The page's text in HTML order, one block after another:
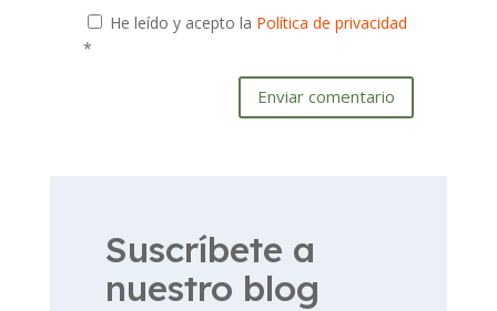
He leído y acepto la Política de privacidad
*
Enviar comentario
Suscríbete a
nuestro blog